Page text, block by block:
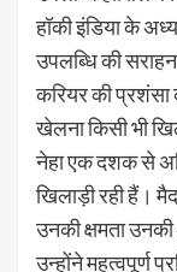
हॉकी इंडिया के
उपलब्धि की
करियर की प्रशंसा
खेलना किसी भी
नेहा एक दशक से
खिलाड़ी रही हैं।
उनकी क्षमता
उन्होंने महत्वपूर्ण